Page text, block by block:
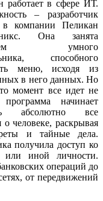
в сфере ИТ.
– разработчик
в компании Пеликан
Она занята
умного
способного
меню, исходя из
в него данных. Но
момент все идет не
начинает
абсолютно все
о человеке, раскрывая
и тайные дела.
получила доступ ко
или иной личности.
операций до
от передвижений